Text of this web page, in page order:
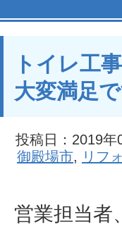
トイレ工
大変満足
投稿日：2019年
御殿場市, リフ
営業担当者